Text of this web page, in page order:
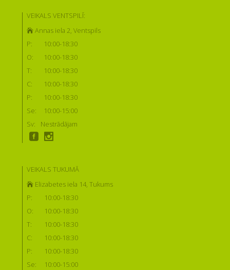
VEIKALS VENTSPILĪ:
Annas iela 2, Ventspils
P:
10:00-18:30
O:
10:00-18:30
T:
10:00-18:30
C:
10:00-18:30
P:
10:00-18:30
Se:
10:00-15:00
Sv:
Nestrādājam
VEIKALS TUKUMĀ
Elizabetes iela 14, Tukums
P:
10:00-18:30
O:
10:00-18:30
T:
10:00-18:30
C:
10:00-18:30
P:
10:00-18:30
Se:
10:00-15:00